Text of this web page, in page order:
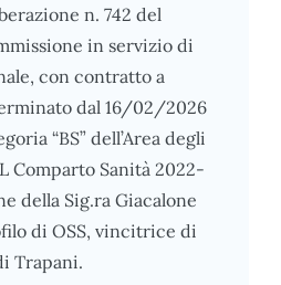
n. 742 del
in servizio di
con contratto a
dal 16/02/2026
“BS” dell’Area degli
Comparto Sanità 2022-
della Sig.ra Giacalone
di OSS, vincitrice di
Trapani.